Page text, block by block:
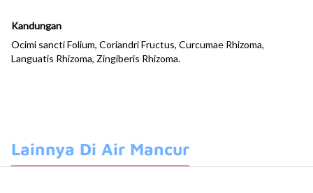
Kandungan
Ocimi sancti Folium, Coriandri Fructus, Curcumae Rhizoma,
Languatis Rhizoma, Zingiberis Rhizoma.
Lainnya Di Air Mancur